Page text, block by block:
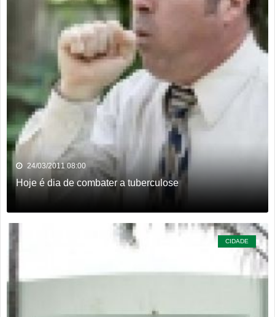
24/03/2011 08:00
Hoje é dia de combater a tuberculose
CIDADE